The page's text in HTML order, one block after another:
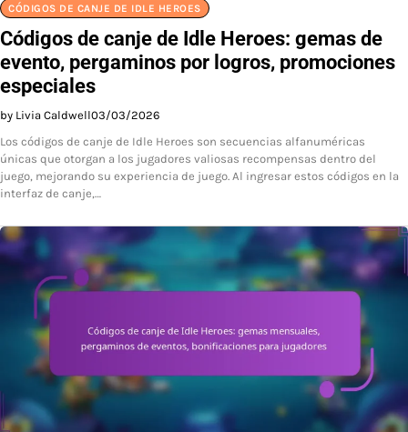
CÓDIGOS DE CANJE DE IDLE HEROES
Códigos de canje de Idle Heroes: gemas de
evento, pergaminos por logros, promociones
especiales
by Livia Caldwell03/03/2026
Los códigos de canje de Idle Heroes son secuencias alfanuméricas
únicas que otorgan a los jugadores valiosas recompensas dentro del
juego, mejorando su experiencia de juego. Al ingresar estos códigos en la
interfaz de canje,…